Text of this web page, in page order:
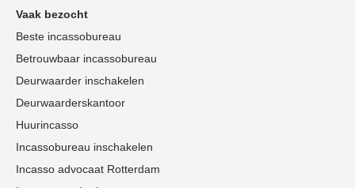
Vaak bezocht
Beste incassobureau
Betrouwbaar incassobureau
Deurwaarder inschakelen
Deurwaarderskantoor
Huurincasso
Incassobureau inschakelen
Incasso advocaat Rotterdam